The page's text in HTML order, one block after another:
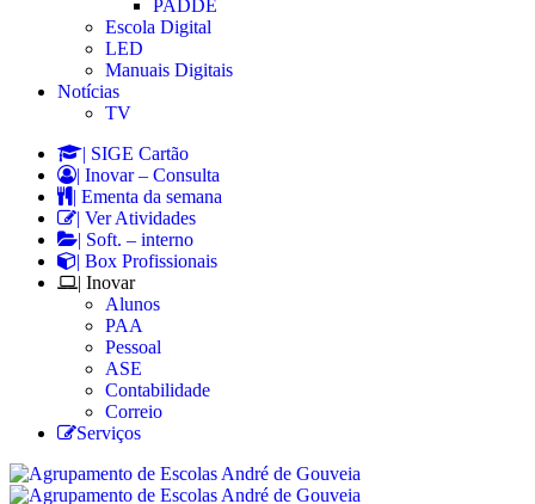
PADDE
Escola Digital
LED
Manuais Digitais
Notícias
TV
| SIGE Cartão
| Inovar – Consulta
| Ementa da semana
| Ver Atividades
| Soft. – interno
| Box Profissionais
| Inovar
Alunos
PAA
Pessoal
ASE
Contabilidade
Correio
Serviços